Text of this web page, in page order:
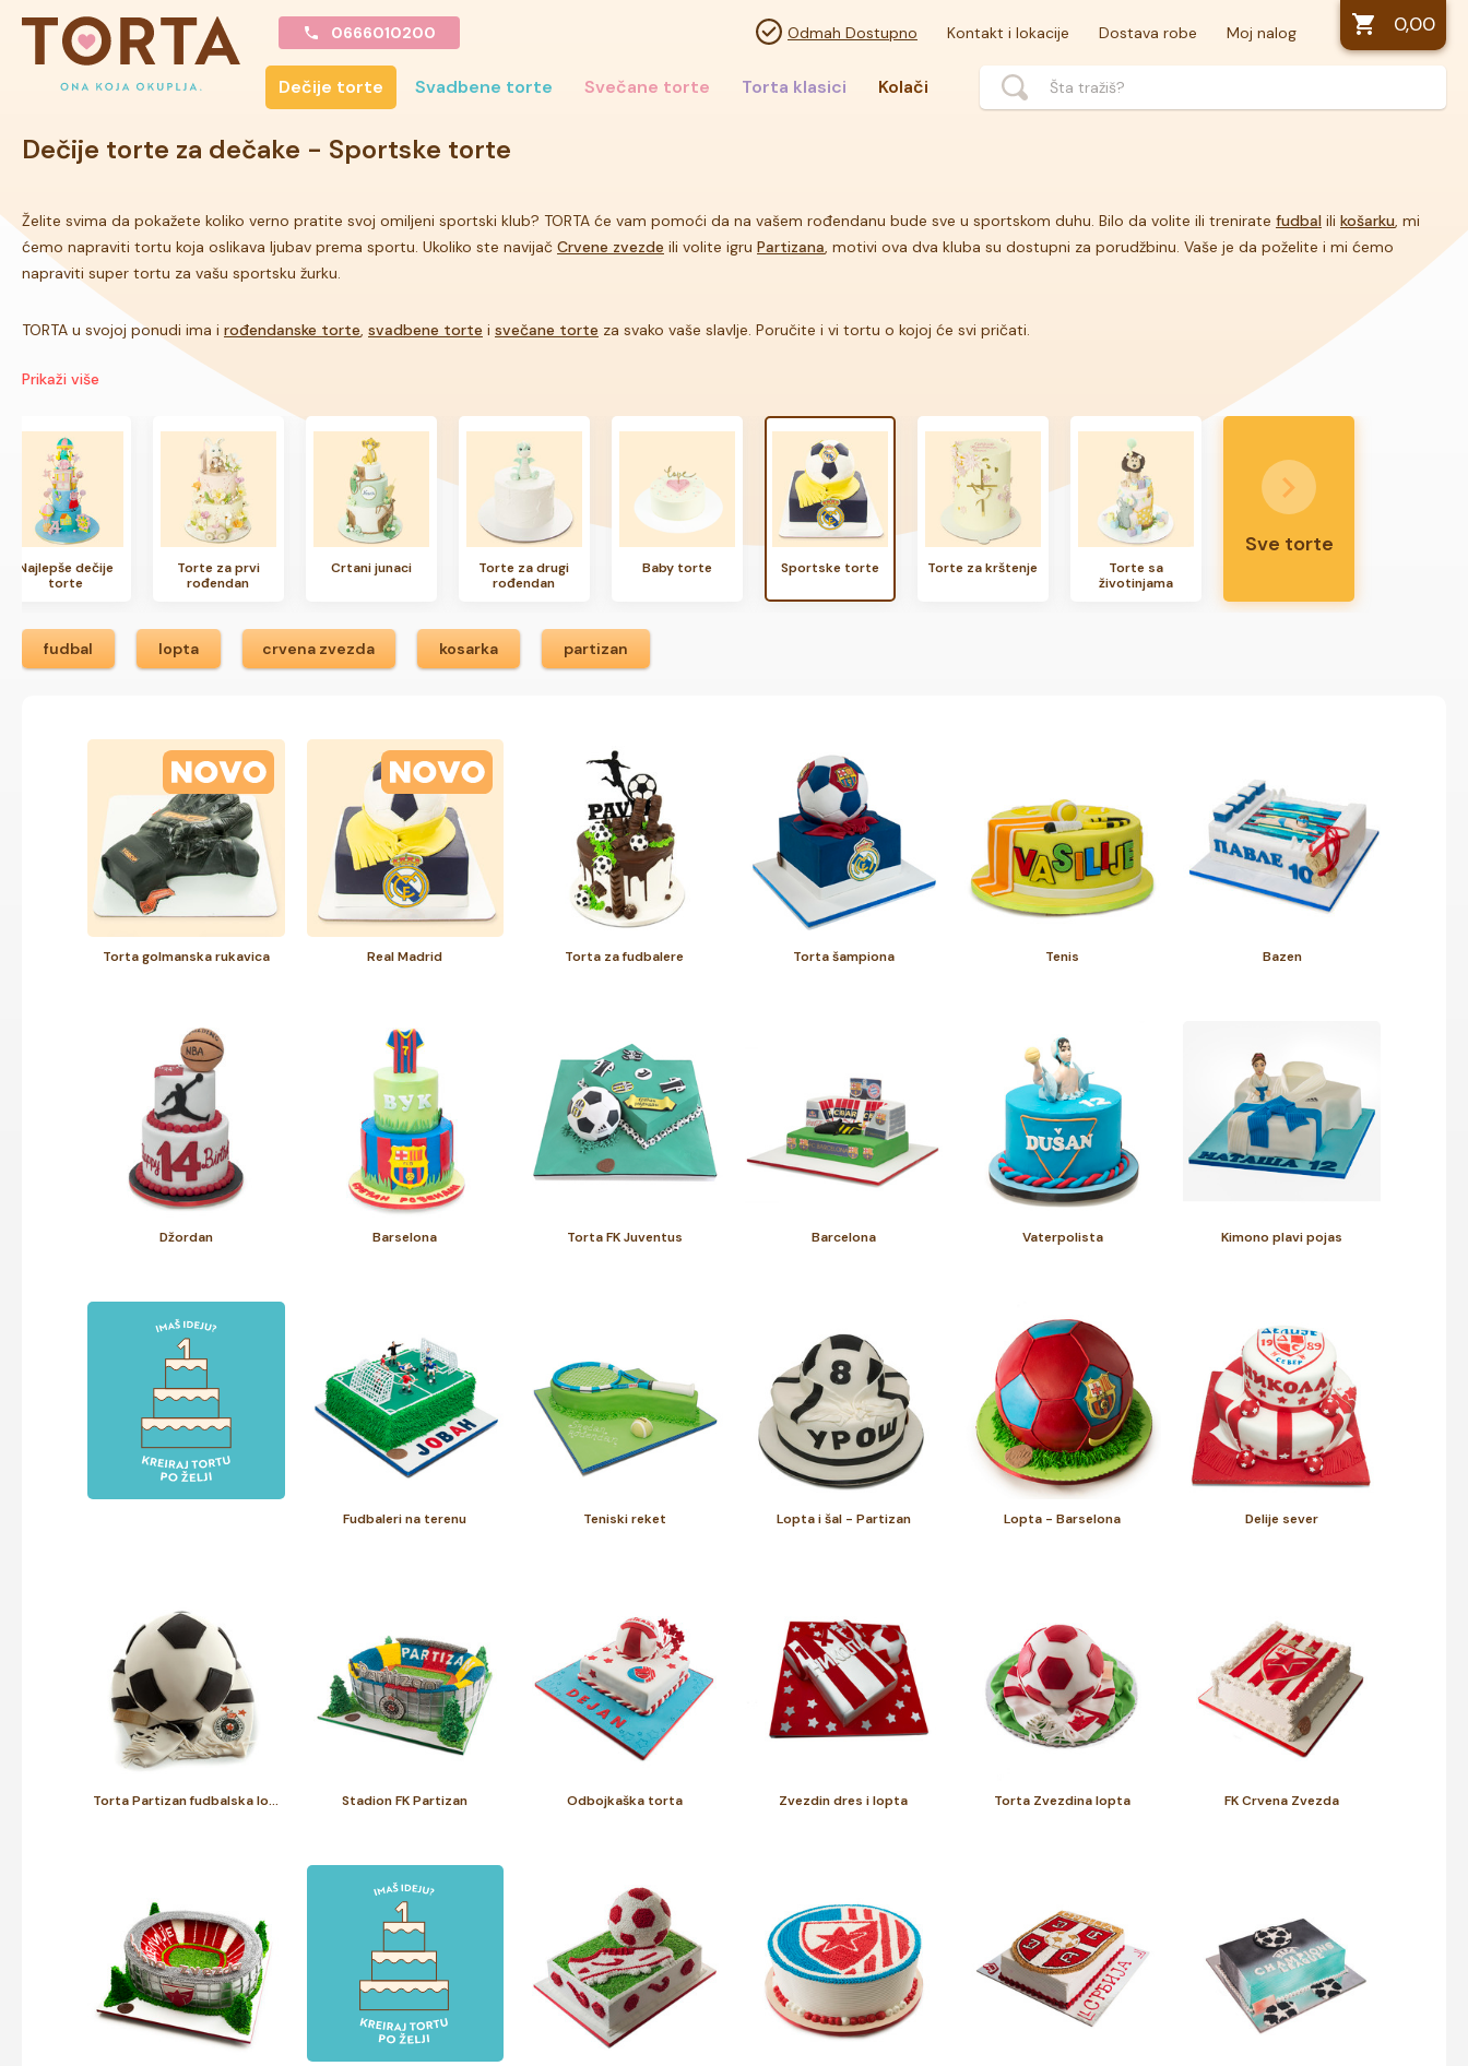
0666010200 Odmah Dostupno Kontakt i lokacije Dostava robe Moj nalog 0,00
Dečije torte Svadbene torte Svečane torte Torta klasici Kolači
Dečije torte za dečake - Sportske torte
Želite svima da pokažete koliko verno pratite svoj omiljeni sportski klub? TORTA će vam pomoći da na vašem rođendanu bude sve u sportskom duhu. Bilo da volite ili trenirate fudbal ili košarku, mi
ćemo napraviti tortu koja oslikava ljubav prema sportu. Ukoliko ste navijač Crvene zvezde ili volite igru Partizana, motivi ova dva kluba su dostupni za porudžbinu. Vaše je da poželite i mi ćemo
napraviti super tortu za vašu sportsku žurku.
TORTA u svojoj ponudi ima i rođendanske torte, svadbene torte i svečane torte za svako vaše slavlje. Poručite i vi tortu o kojoj će svi pričati.
Prikaži više
Najlepše dečije
torte
Torte za prvi
rođendan
Crtani junaci
Torte za drugi
rođendan
Baby torte Sportske torte Torte za krštenje
Torte sa
životinjama
Sve torte
fudbal lopta crvena zvezda kosarka partizan
Torta golmanska rukavica Real Madrid Torta za fudbalere Torta šampiona Tenis Bazen
Džordan Barselona Torta FK Juventus Barcelona Vaterpolista Kimono plavi pojas
Fudbaleri na terenu Teniski reket Lopta i šal - Partizan Lopta - Barselona Delije sever
Torta Partizan fudbalska lopta Stadion FK Partizan Odbojkaška torta Zvezdin dres i lopta Torta Zvezdina lopta FK Crvena Zvezda